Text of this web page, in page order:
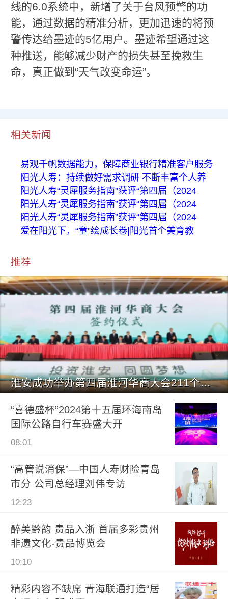
线的6.0系统中，新增了关于台风预警的功
能，通过数据的精准分析，更加迅速的将预
警传达给墨迹的5亿用户。墨迹希望通过这
种推送，能够减少财产的损失甚至挽救生
命，真正做到“天气改变命运”。
相关新闻
易观千帆数据能力，保障商业银行精准客户服务
阳光人寿：持续做好需求调研 不断丰富个人养
阳光人寿“灵犀服务指南”获评“第四届（2024
阳光人寿“灵犀服务指南”获评“第四届（2024
阳光人寿“灵犀服务指南”获评“第四届（2024
爱在阳光下，“童”绘成长卷|阳光首个美育教
推荐
淮安成功举办第四届淮河华商大会211个签约项目 总投资1486.
“喜德盛杯”2024第十五届环海南岛
国际公路自行车赛盛大开
08:01
“高管说消保”—中国人寿财险青岛
市分 公司总经理刘伟专访
12:23
醉美黔韵 贵品入浙 首届多彩贵州
非遗文化-贵品博览会
10:10
精彩内容不缺席 青海联通打造“居